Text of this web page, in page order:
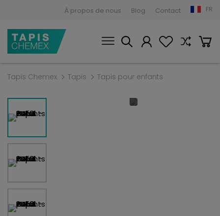
À propos de nous Blog Contact FR
Tapis Chemex Tapis Tapis pour enfants